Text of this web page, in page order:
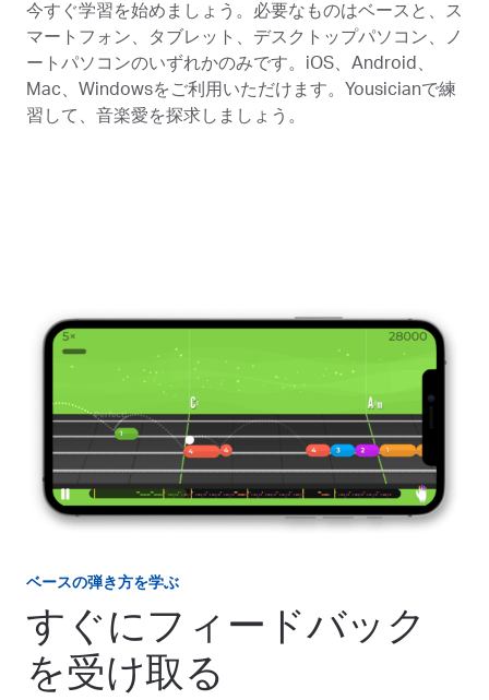
今すぐ学習を始めましょう。必要なものはベースと、ス
マートフォン、タブレット、デスクトップパソコン、ノ
ートパソコンのいずれかのみです。iOS、Android、
Mac、Windowsをご利用いただけます。Yousicianで練
習して、音楽愛を探求しましょう。
ベースの弾き方を学ぶ
すぐにフィードバック
を受け取る